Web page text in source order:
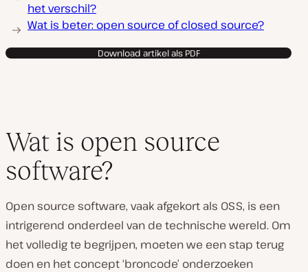
het verschil?
Wat is beter: open source of closed source?
Download artikel als PDF
Wat is open source
software?
Open source software, vaak afgekort als OSS, is een
intrigerend onderdeel van de technische wereld. Om
het volledig te begrijpen, moeten we een stap terug
doen en het concept ‘broncode’ onderzoeken